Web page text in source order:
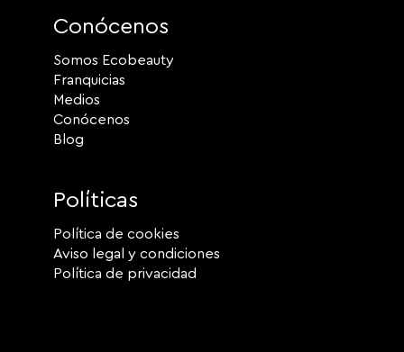
Conócenos
Somos Ecobeauty
Franquicias
Medios
Conócenos
Blog
Políticas
Política de cookies
Aviso legal y condiciones
Política de privacidad